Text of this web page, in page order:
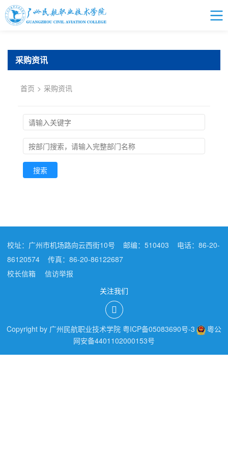
采购资讯
首页 > 采购资讯
搜索
校址：广州市机场路向云西街10号 邮编：510403
电话：86-20-
86120574
传真：86-20-86122687
校长信箱
信访举报
关注我们
Copyright by 广州民航职业技术学院 粤ICP备05083690号-3
粵公
网安备4401102000153号